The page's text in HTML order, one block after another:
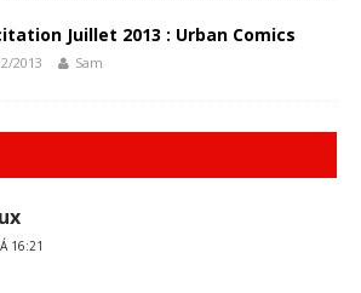
Juillet 2013 : Urban Comics
2013 Sam
16:21